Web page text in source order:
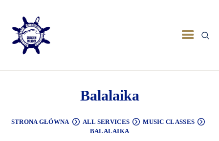
Balalaika
STRONA GŁÓWNA ALL SERVICES
MUSIC CLASSES
BALALAIKA